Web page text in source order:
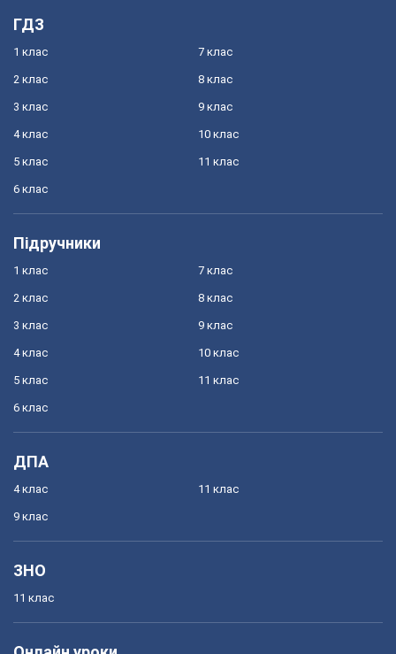
ГДЗ
1 клас
2 клас
3 клас
4 клас
5 клас
6 клас
7 клас
8 клас
9 клас
10 клас
11 клас
Підручники
1 клас
2 клас
3 клас
4 клас
5 клас
6 клас
7 клас
8 клас
9 клас
10 клас
11 клас
ДПА
4 клас
9 клас
11 клас
ЗНО
11 клас